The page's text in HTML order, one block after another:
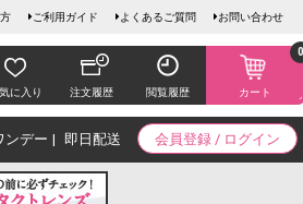
ご利用ガイド よくあるご質問 お問い合わせ
に入り 注文履歴 閲覧履歴 カート
0
会員登録 / ログイン
ンデー 即日配送